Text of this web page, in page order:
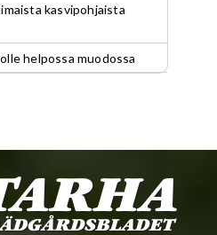
kasvipohjaista
helpossa muodossa